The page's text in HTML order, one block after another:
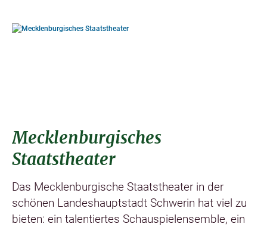
Mecklenburgisches
Staatstheater
Das Mecklenburgische Staatstheater in der
schönen Landeshauptstadt Schwerin hat viel zu
bieten: ein talentiertes Schauspielensemble, ein